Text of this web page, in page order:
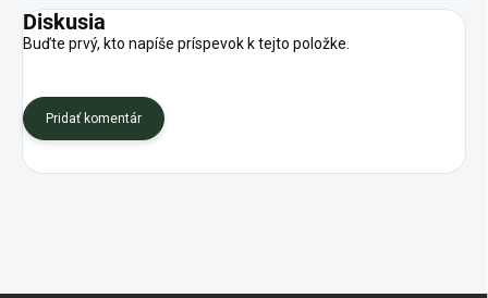
Diskusia
Buďte prvý, kto napíše príspevok k tejto položke.
Pridať komentár